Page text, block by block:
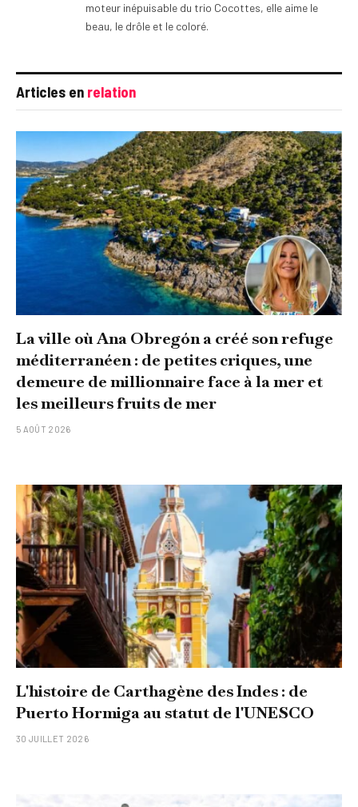
moteur inépuisable du trio Cocottes, elle aime le
beau, le drôle et le coloré.
Articles en relation
La ville où Ana Obregón a créé son refuge
méditerranéen : de petites criques, une
demeure de millionnaire face à la mer et
les meilleurs fruits de mer
5 AOÛT 2026
L'histoire de Carthagène des Indes : de
Puerto Hormiga au statut de l'UNESCO
30 JUILLET 2026